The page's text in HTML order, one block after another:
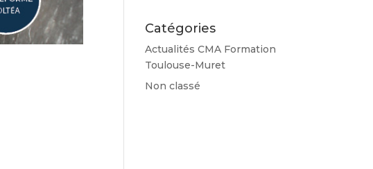
Catégories
Actualités CMA Formation
Toulouse-Muret
Non classé